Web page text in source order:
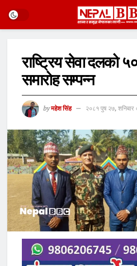
राष्ट्रिय सेवा दलको
समारोह सम्पन्न
by महेश सिंह २०८१ पुष २७, शनिबार